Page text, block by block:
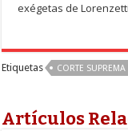
exégetas de
Etiquetas CORTE
Artículos